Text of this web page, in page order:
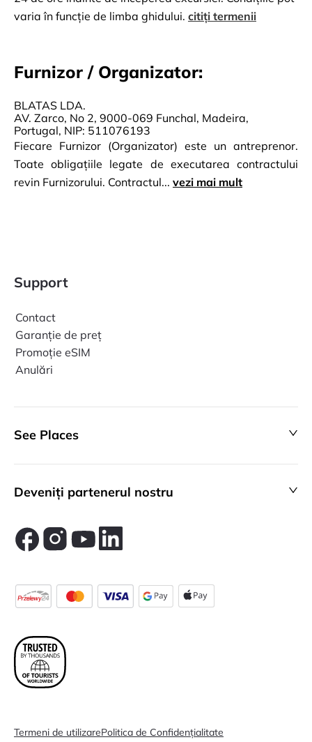
varia în funcție de limba ghidului. citiți termenii
Furnizor / Organizator:
BLATAS LDA.
AV. Zarco, No 2, 9000-069 Funchal, Madeira,
Portugal, NIP: 511076193
Fiecare Furnizor (Organizator) este un antreprenor.
Toate obligațiile legate de executarea contractului
revin Furnizorului. Contractul... vezi mai mult
Support
Contact
Garanție de preț
Promoție eSIM
Anulări
See Places
Deveniți partenerul nostru
Termeni de utilizarePolitica de Confidențialitate